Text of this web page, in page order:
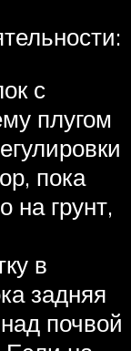
с
плугом
пока
на грунт,
в
задняя
почвой